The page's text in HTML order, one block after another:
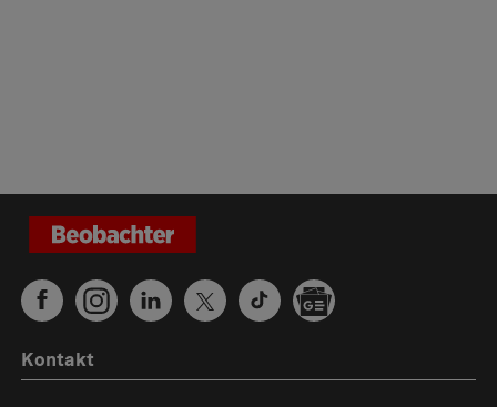
Kontakt